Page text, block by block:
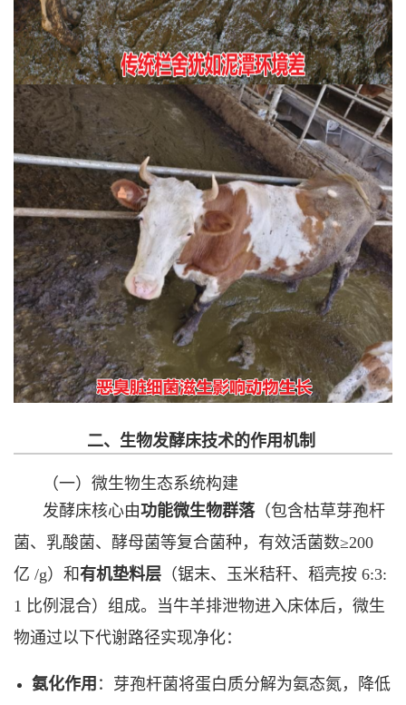
二、生物发酵床技术的作用机制
（一）微生物生态系统构建
发酵床核心由功能微生物群落（包含枯草芽孢杆
菌、乳酸菌、酵母菌等复合菌种，有效活菌数≥200
亿 /g）和有机垫料层 （锯末、玉米秸秆、稻壳按 6:3:
1 比例混合）组成。当牛羊排泄物进入床体后，微生
物通过以下代谢路径实现净化：
氨化作用 ：芽孢杆菌将蛋白质分解为氨态氮，降低